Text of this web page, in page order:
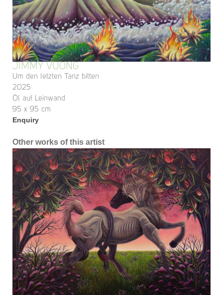
JIMMY VUONG
Um den letzten Tanz bitten
2025
Öl auf Leinwand
95 x 95 cm
Enquiry
Other works of this artist